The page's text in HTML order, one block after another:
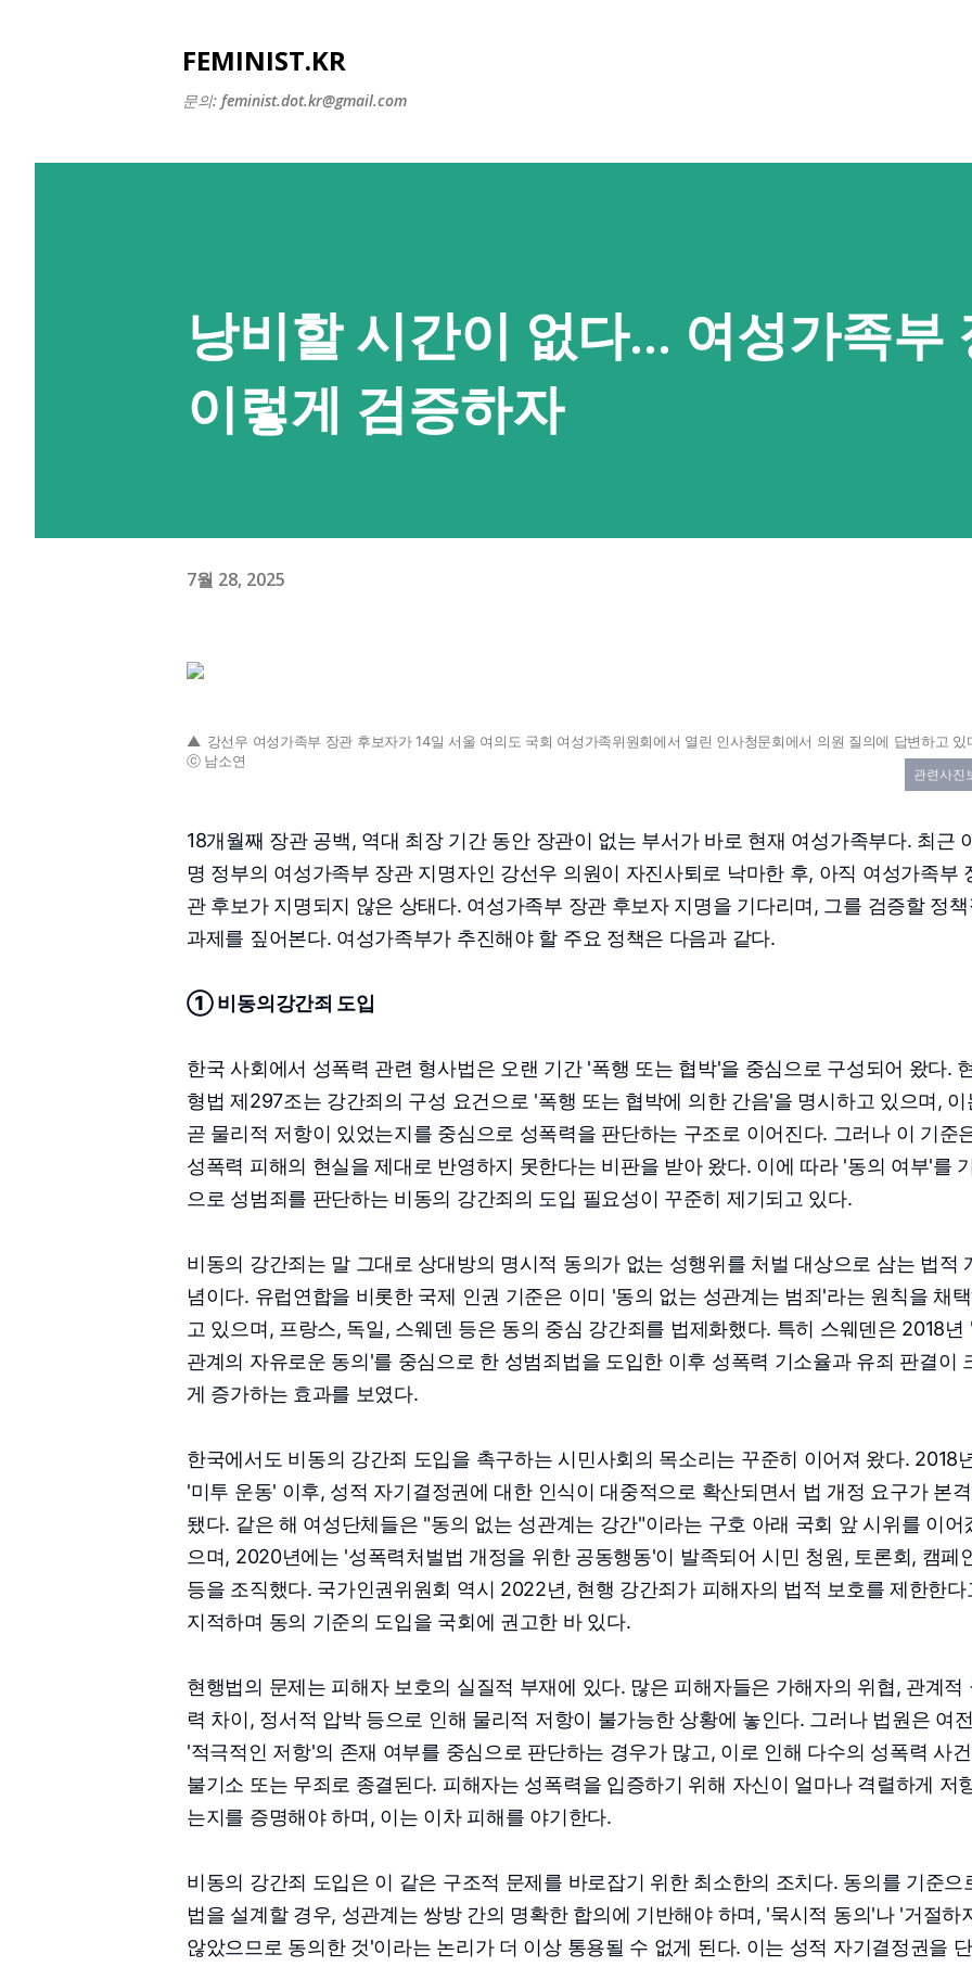
FEMINIST.KR
문의: feminist.dot.kr@gmail.com
낭비할 시간이 없다... 여성가족부
이렇게 검증하자
7월 28, 2025
▲ 강선우 여성가족부 장관 후보자가 14일 서울 여의도 국회 여성가족위원회에서 열린 인사청문회에서 의원 질의에 답변하고 있
ⓒ 남소연
관련사진
18개월째 장관 공백, 역대 최장 기간 동안 장관이 없는 부서가 바로 현재 여성가족부다. 최근
명 정부의 여성가족부 장관 지명자인 강선우 의원이 자진사퇴로 낙마한 후, 아직 여성가족부
관 후보가 지명되지 않은 상태다. 여성가족부 장관 후보자 지명을 기다리며, 그를 검증할 정책
과제를 짚어본다. 여성가족부가 추진해야 할 주요 정책은 다음과 같다.
① 비동의강간죄 도입
한국 사회에서 성폭력 관련 형사법은 오랜 기간 '폭행 또는 협박'을 중심으로 구성되어 왔다.
형법 제297조는 강간죄의 구성 요건으로 '폭행 또는 협박에 의한 간음'을 명시하고 있으며, 이
곧 물리적 저항이 있었는지를 중심으로 성폭력을 판단하는 구조로 이어진다. 그러나 이 기준
성폭력 피해의 현실을 제대로 반영하지 못한다는 비판을 받아 왔다. 이에 따라 '동의 여부'를
으로 성범죄를 판단하는 비동의 강간죄의 도입 필요성이 꾸준히 제기되고 있다.
비동의 강간죄는 말 그대로 상대방의 명시적 동의가 없는 성행위를 처벌 대상으로 삼는 법적
념이다. 유럽연합을 비롯한 국제 인권 기준은 이미 '동의 없는 성관계는 범죄'라는 원칙을 채
고 있으며, 프랑스, 독일, 스웨덴 등은 동의 중심 강간죄를 법제화했다. 특히 스웨덴은 2018년
관계의 자유로운 동의'를 중심으로 한 성범죄법을 도입한 이후 성폭력 기소율과 유죄 판결이
게 증가하는 효과를 보였다.
한국에서도 비동의 강간죄 도입을 촉구하는 시민사회의 목소리는 꾸준히 이어져 왔다. 2018
'미투 운동' 이후, 성적 자기결정권에 대한 인식이 대중적으로 확산되면서 법 개정 요구가 본
됐다. 같은 해 여성단체들은 "동의 없는 성관계는 강간"이라는 구호 아래 국회 앞 시위를 이어
으며, 2020년에는 '성폭력처벌법 개정을 위한 공동행동'이 발족되어 시민 청원, 토론회, 캠페
등을 조직했다. 국가인권위원회 역시 2022년, 현행 강간죄가 피해자의 법적 보호를 제한한다
지적하며 동의 기준의 도입을 국회에 권고한 바 있다.
현행법의 문제는 피해자 보호의 실질적 부재에 있다. 많은 피해자들은 가해자의 위협, 관계적
력 차이, 정서적 압박 등으로 인해 물리적 저항이 불가능한 상황에 놓인다. 그러나 법원은 여
'적극적인 저항'의 존재 여부를 중심으로 판단하는 경우가 많고, 이로 인해 다수의 성폭력 사
불기소 또는 무죄로 종결된다. 피해자는 성폭력을 입증하기 위해 자신이 얼마나 격렬하게 저
는지를 증명해야 하며, 이는 이차 피해를 야기한다.
비동의 강간죄 도입은 이 같은 구조적 문제를 바로잡기 위한 최소한의 조치다. 동의를 기준으
법을 설계할 경우, 성관계는 쌍방 간의 명확한 합의에 기반해야 하며, '묵시적 동의'나 '거절하
않았으므로 동의한 것'이라는 논리가 더 이상 통용될 수 없게 된다. 이는 성적 자기결정권을